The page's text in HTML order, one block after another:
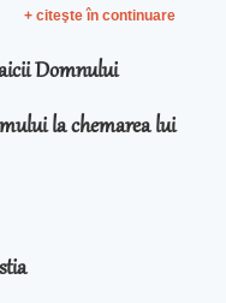
+ citeşte în continuare
Domnului
la chemarea lui